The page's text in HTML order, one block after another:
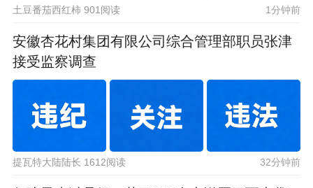
土豆番茄西红柿 901阅读 1分钟前
安徽杏花村集团有限公司综合管理部职员张津
接受监察调查
提瓦特大陆陆长 1612阅读 32分钟前